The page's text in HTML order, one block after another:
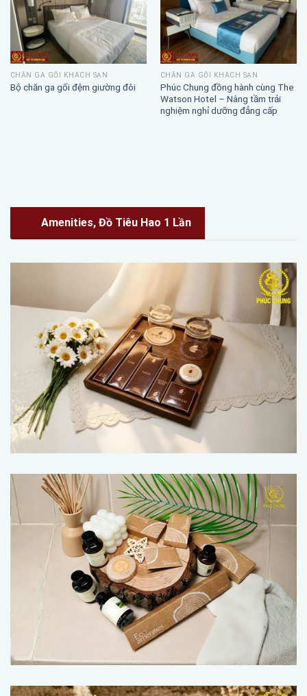
CHĂN GA GỐI KHÁCH SẠN
Bộ chăn ga gối đệm giường đôi
CHĂN GA GỐI KHÁCH SẠN
Phúc Chung đồng hành cùng The
Watson Hotel – Nâng tầm trải
nghiệm nghỉ dưỡng đẳng cấp
Amenities, Đồ Tiêu Hao 1 Lần